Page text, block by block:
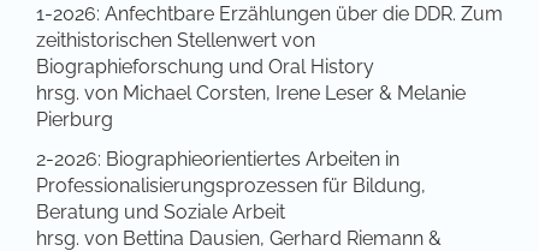
1-2026: Anfechtbare Erzählungen über die DDR. Zum
zeithistorischen Stellenwert von
Biographieforschung und Oral History
hrsg. von Michael Corsten, Irene Leser & Melanie
Pierburg
2-2026: Biographieorientiertes Arbeiten in
Professionalisierungsprozessen für Bildung,
Beratung und Soziale Arbeit
hrsg. von Bettina Dausien, Gerhard Riemann &